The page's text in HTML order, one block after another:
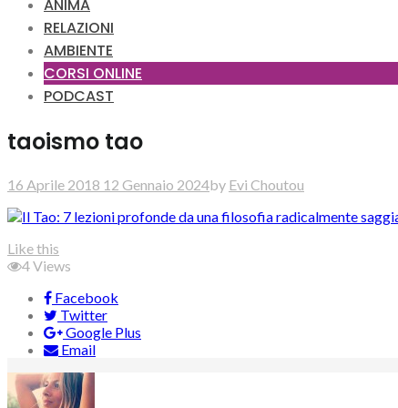
ANIMA
RELAZIONI
AMBIENTE
CORSI ONLINE
PODCAST
taoismo tao
16 Aprile 2018 12 Gennaio 2024by Evi Choutou
Like this
4Views
Facebook
Twitter
Google Plus
Email